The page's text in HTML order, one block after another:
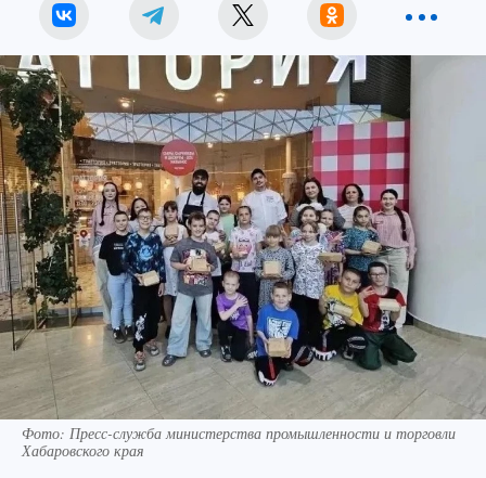
Фото: Пресс-служба министерства промышленности и торговли
Хабаровского края